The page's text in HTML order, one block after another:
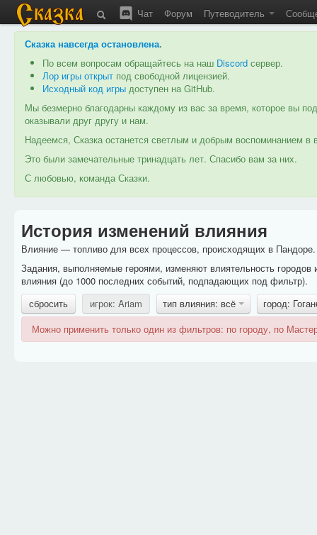
Чат Форум Путеводитель
Сказка навсегда остановлена.
По всем вопросам обращайтесь на наш Discord сервер.
Лор игры открыт под свободной лицензией.
Исходный код игры доступен на GitHub.
Мы безмерно благодарны каждому из вас за время, которое вы
оказывали друг другу и нам.
Надеемся, Сказка останется светлым и добрым воспоминанием
Это были замечательные тринадцать лет. Спасибо вам за них.
С любовью, команда Сказки.
История изменений влияния
Влияние — топливо для всех процессов, происходящих в
Задания, выполняемые героями, изменяют влиятельность
влияния (до 1000 последних событий, подпадающих под фильтр).
сбросить
игрок: Ariam тип влияния: всё
город:
Можно применить только один из фильтров: по городу, по